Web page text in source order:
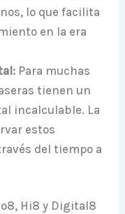
lo que facilita
en la era
Para muchas
tienen un
incalculable. La
estos
del tiempo a
Hi8 y Digital8